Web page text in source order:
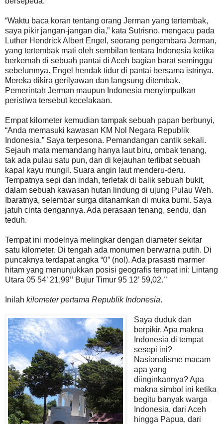
“Waktu baca koran tentang orang Jerman yang tertembak,
saya pikir jangan-jangan dia,” kata Sutrisno, mengacu pada
Luther Hendrick Albert Engel, seorang pengembara Jerman,
yang tertembak mati oleh sembilan tentara Indonesia ketika
berkemah di sebuah pantai di Aceh bagian barat seminggu
sebelumnya. Engel hendak tidur di pantai bersama istrinya.
Mereka dikira gerilyawan dan langsung ditembak.
Pemerintah Jerman maupun Indonesia menyimpulkan
peristiwa tersebut kecelakaan.
Empat kilometer kemudian tampak sebuah papan berbunyi,
“Anda memasuki kawasan KM Nol Negara Republik
Indonesia.” Saya terpesona. Pemandangan cantik sekali.
Sejauh mata memandang hanya laut biru, ombak tenang,
tak ada pulau satu pun, dan di kejauhan terlibat sebuah
kapal kayu mungil. Suara angin laut menderu-deru.
Tempatnya sepi dan indah, terletak di balik sebuah bukit,
dalam sebuah kawasan hutan lindung di ujung Pulau Weh.
Ibaratnya, selembar surga ditanamkan di muka bumi. Saya
jatuh cinta dengannya. Ada perasaan tenang, sendu, dan
teduh.
Tempat ini modelnya melingkar dengan diameter sekitar
satu kilometer. Di tengah ada monumen berwarna putih. Di
puncaknya terdapat angka “0” (nol). Ada prasasti marmer
hitam yang menunjukkan posisi geografis tempat ini: Lintang
Utara 05 54’ 21,99’’ Bujur Timur 95 12’ 59,02.’’
Inilah kilometer pertama Republik Indonesia.
Saya duduk dan
berpikir. Apa makna
Indonesia di tempat
sesepi ini?
Nasionalisme macam
apa yang
diinginkannya? Apa
makna simbol ini ketika
begitu banyak warga
Indonesia, dari Aceh
hingga Papua, dari